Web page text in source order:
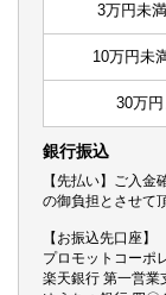
3万円未
10万円未
30万
銀行振込
【先払い】ご入
の御負担とさせて
【お振込先口座】
プロモットコーポ
楽天銀行 第一営業